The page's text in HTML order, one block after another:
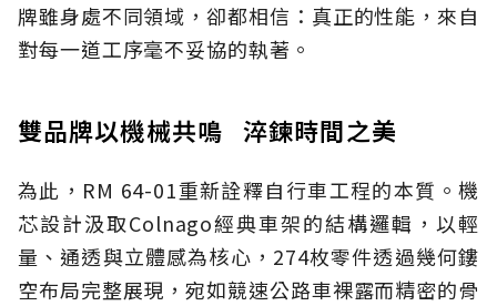
牌雖身處不同領域，卻都相信：真正的性能，來自
對每一道工序毫不妥協的執著。
雙品牌以機械共鳴 淬鍊時間之美
為此，RM 64-01重新詮釋自行車工程的本質。機
芯設計汲取Colnago經典車架的結構邏輯，以輕
量、通透與立體感為核心，274枚零件透過幾何鏤
空布局完整展現，宛如競速公路車裸露而精密的骨